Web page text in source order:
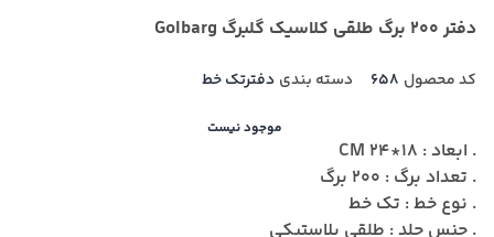
دفتر 200 برگ طلقی کلاسیک گلبرگ Golbarg
کد محصول 658 دسته بندی دفترتک خط
موجود نیست
. ابعاد : 18*24 CM
. تعداد برگ : 200 برگ
. نوع خط : تک خط
. جنس جلد : طلقی پلاستیکی